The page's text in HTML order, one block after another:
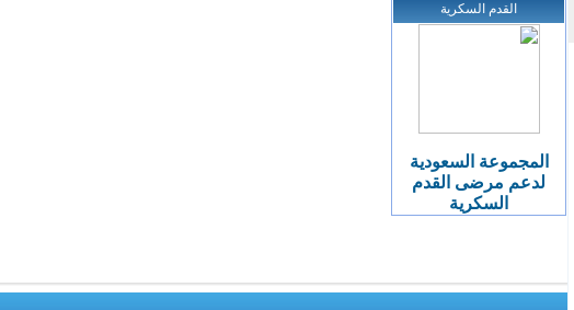
القدم السكرية
المجموعة السعودية
لدعم مرضى القدم
السكرية